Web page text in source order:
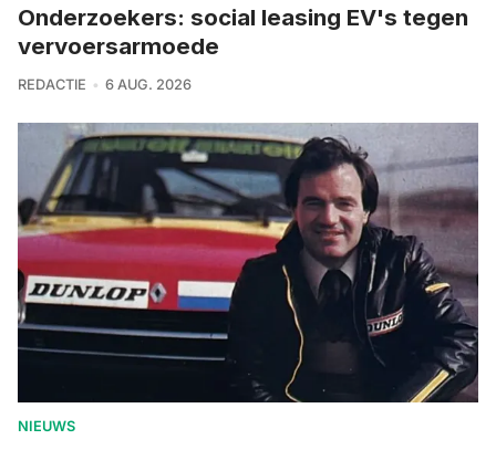
Onderzoekers: social leasing EV's tegen
vervoersarmoede
REDACTIE 6 AUG. 2026
NIEUWS